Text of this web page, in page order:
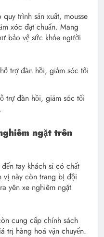
trình sản xuất, mousse
xóc đạt chuẩn. Mang
bảo vệ sức khỏe người
trợ đàn hồi, giảm sóc tối
ngặt trên
tay khách sỉ có chất
vị này còn trang bị đội
yên xe nghiêm ngặt
cung cấp chính sách
trị hàng hoá vận chuyển.